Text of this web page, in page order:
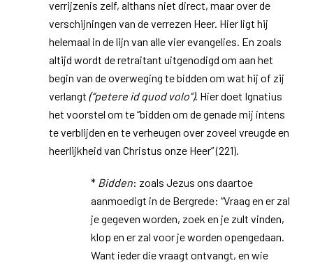
verrijzenis zelf, althans niet direct, maar over de
verschijningen van de verrezen Heer. Hier ligt hij
helemaal in de lijn van alle vier evangelies. En zoals
altijd wordt de retraitant uitgenodigd om aan het
begin van de overweging te bidden om wat hij of zij
verlangt (“petere id quod volo”). Hier doet Ignatius
het voorstel om te “bidden om de genade mij intens
te verblijden en te verheugen over zoveel vreugde en
heerlijkheid van Christus onze Heer” (221).
* Bidden: zoals Jezus ons daartoe
aanmoedigt in de Bergrede: “Vraag en er zal
je gegeven worden, zoek en je zult vinden,
klop en er zal voor je worden opengedaan.
Want ieder die vraagt ontvangt, en wie